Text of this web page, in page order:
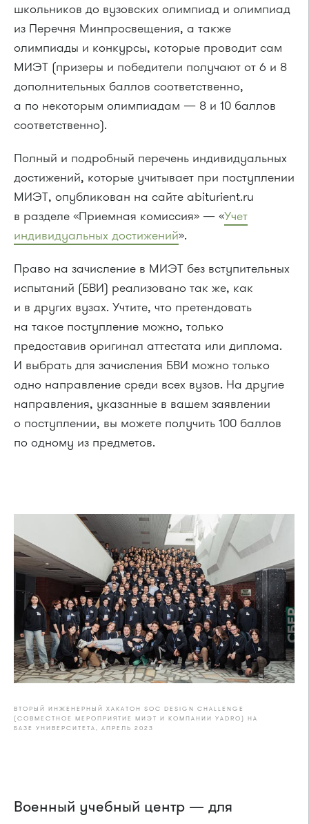
школьников до вузовских олимпиад и олимпиад
из Перечня Минпросвещения, а также
олимпиады и конкурсы, которые проводит сам
МИЭТ (призеры и победители получают от 6 и 8
дополнительных баллов соответственно,
а по некоторым олимпиадам — 8 и 10 баллов
соответственно).
Полный и подробный перечень индивидуальных
достижений, которые учитывает при поступлении
МИЭТ, опубликован на сайте abiturient.ru
в разделе «Приемная комиссия» — «Учет
индивидуальных достижений».
Право на зачисление в МИЭТ без вступительных
испытаний (БВИ) реализовано так же, как
и в других вузах. Учтите, что претендовать
на такое поступление можно, только
предоставив оригинал аттестата или диплома.
И выбрать для зачисления БВИ можно только
одно направление среди всех вузов. На другие
направления, указанные в вашем заявлении
о поступлении, вы можете получить 100 баллов
по одному из предметов.
ВТОРЫЙ ИНЖЕНЕРНЫЙ ХАКАТОН SOC DESIGN CHALLENGE
(СОВМЕСТНОЕ МЕРОПРИЯТИЕ МИЭТ И КОМПАНИИ YADRO) НА
БАЗЕ УНИВЕРСИТЕТА, АПРЕЛЬ 2023
Военный учебный центр — для